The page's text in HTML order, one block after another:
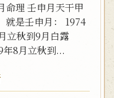
命理 壬申月天干甲
就是壬申月： 1974
立秋到9月白露
年8月立秋到...